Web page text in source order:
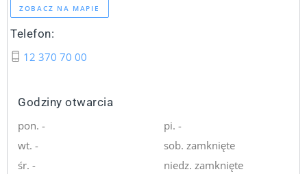
ZOBACZ NA MAPIE
Telefon:
12 370 70 00
Godziny otwarcia
pon. -
wt. -
śr. -
pi. -
sob. zamknięte
niedz. zamknięte